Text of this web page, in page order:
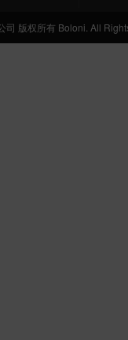
版权所有 Boloni. All